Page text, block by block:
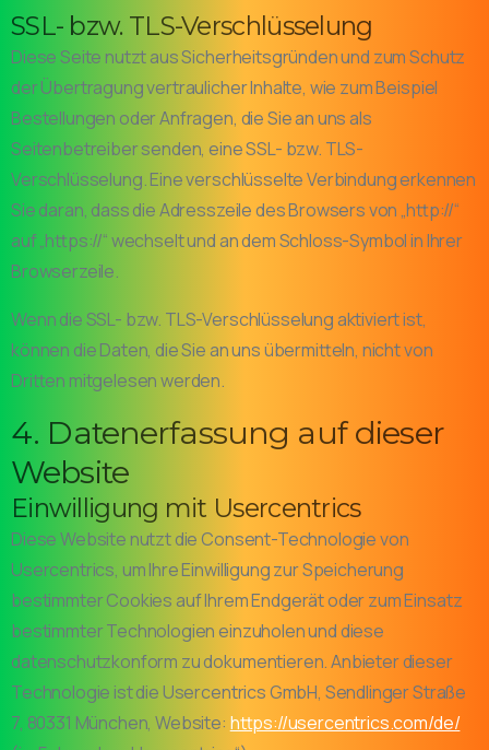
SSL- bzw. TLS-Verschlüsselung
Diese Seite nutzt aus Sicherheitsgründen und zum Schutz
der Übertragung vertraulicher Inhalte, wie zum Beispiel
Bestellungen oder Anfragen, die Sie an uns als
Seitenbetreiber senden, eine SSL- bzw. TLS-
Verschlüsselung. Eine verschlüsselte Verbindung erkennen
Sie daran, dass die Adresszeile des Browsers von „http://“
auf „https://“ wechselt und an dem Schloss-Symbol in Ihrer
Browserzeile.
Wenn die SSL- bzw. TLS-Verschlüsselung aktiviert ist,
können die Daten, die Sie an uns übermitteln, nicht von
Dritten mitgelesen werden.
4. Datenerfassung auf dieser
Website
Einwilligung mit Usercentrics
Diese Website nutzt die Consent-Technologie von
Usercentrics, um Ihre Einwilligung zur Speicherung
bestimmter Cookies auf Ihrem Endgerät oder zum Einsatz
bestimmter Technologien einzuholen und diese
datenschutzkonform zu dokumentieren. Anbieter dieser
Technologie ist die Usercentrics GmbH, Sendlinger Straße
7, 80331 München, Website: https://usercentrics.com/de/